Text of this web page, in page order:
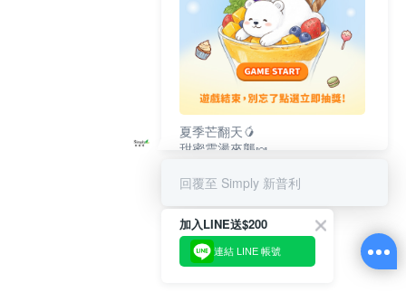
夏季芒翻天🥭
甜蜜震盪來襲🍬
回覆至 Simply 新普利
加入LINE送$200
連結 LINE 帳號